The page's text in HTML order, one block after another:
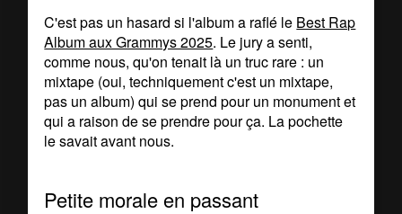
C'est pas un hasard si l'album a raflé le Best Rap
Album aux Grammys 2025. Le jury a senti,
comme nous, qu'on tenait là un truc rare : un
mixtape (oui, techniquement c'est un mixtape,
pas un album) qui se prend pour un monument et
qui a raison de se prendre pour ça. La pochette
le savait avant nous.
Petite morale en passant